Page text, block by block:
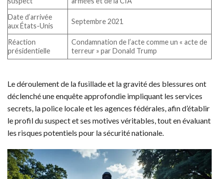
Date d’arrivée
aux États-Unis
Septembre 2021
Réaction
présidentielle
Condamnation de l’acte comme un « acte de
terreur » par Donald Trump
Le déroulement de la fusillade et la gravité des blessures ont
déclenché une enquête approfondie impliquant les services
secrets, la police locale et les agences fédérales, afin d’établir
le profil du suspect et ses motives véritables, tout en évaluant
les risques potentiels pour la sécurité nationale.